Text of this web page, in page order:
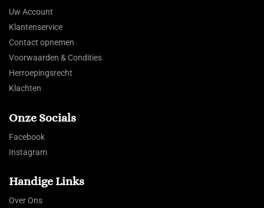
Uw Account
Klantenservice
Contact opnemen
Voorwaarden & Condities
Herroepingsrecht
Klachten
Onze Socials
Facebook
Instagram
Handige Links
Over Ons